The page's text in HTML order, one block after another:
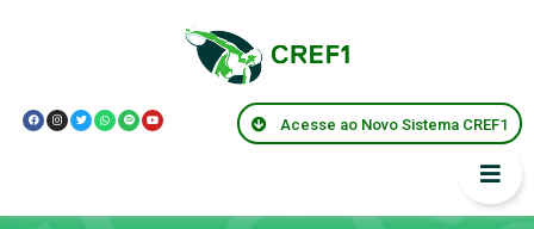
Acesse ao Novo Sistema CREF1